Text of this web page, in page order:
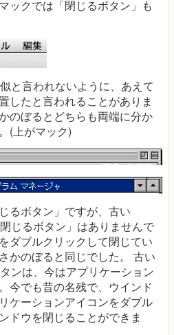
ックでは「閉じるボタン」も
と言われないように、あえて
したと言われることがありま
のぼるとどちらも両端に分か
(上がマック)
るボタン」ですが、古い
じるボタン」はありませんで
ダブルクリックして閉じてい
かのぼると同じでした。 古い
ンは、今はアプリケーション
今でも昔の名残で、ウインド
ケーションアイコンをダブル
ドウを閉じることができま